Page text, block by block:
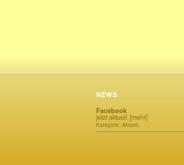
NEWS
Facebook
jetzt aktuell [mehr]
Kategorie: Aktuell